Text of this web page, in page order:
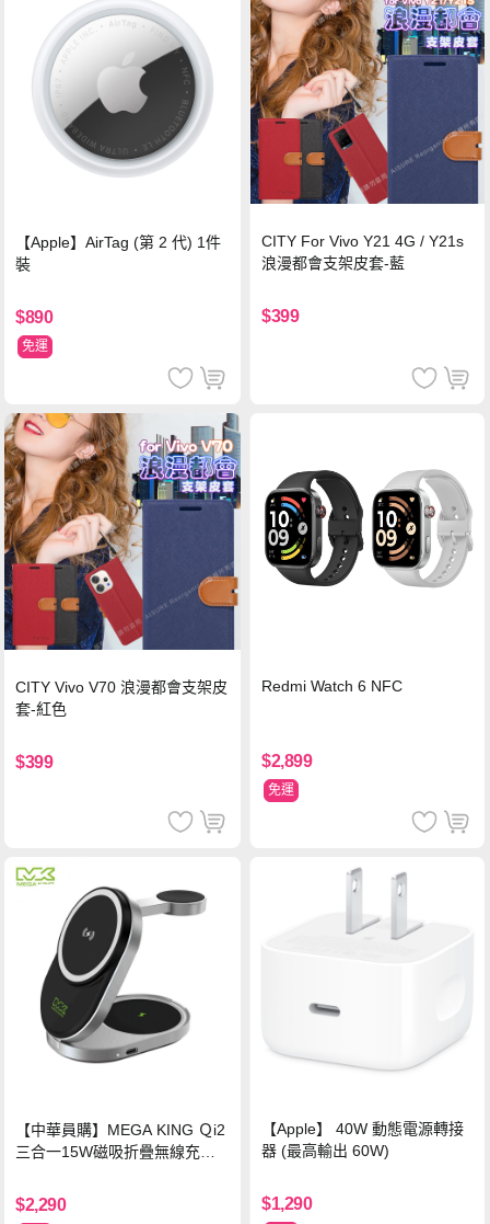
【Apple】AirTag (第 2 代) 1件
裝
$890
免運
CITY For Vivo Y21 4G / Y21s
浪漫都會支架皮套-藍
$399
CITY Vivo V70 浪漫都會支架皮
套-紅色
$399
Redmi Watch 6 NFC
$2,899
免運
【中華員購】MEGA KING Ｑi2
三合一15W磁吸折疊無線充電
$2,290
【Apple】 40W 動態電源轉接
器 (最高輸出 60W)
$1,290